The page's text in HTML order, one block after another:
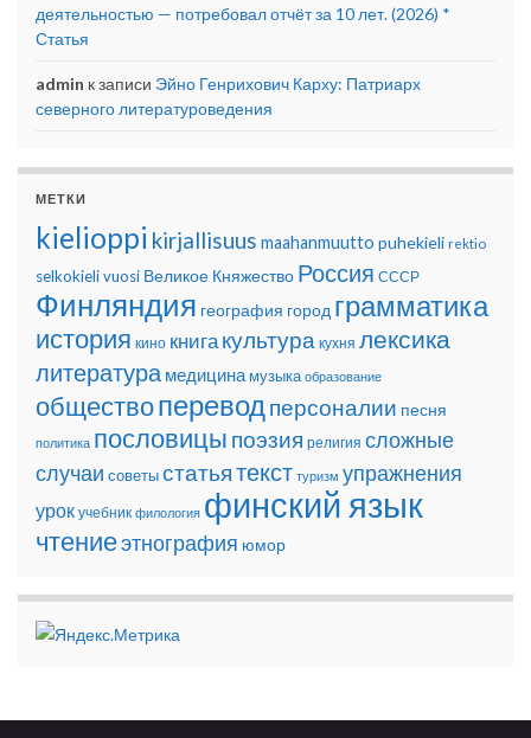
деятельностью — потребовал отчёт за 10 лет. (2026) *
Статья
admin к записи Эйно Генрихович Карху: Патриарх
северного литературоведения
МЕТКИ
kielioppi kirjallisuus maahanmuutto puhekieli rektio
selkokielivuosi Великое Княжество Россия СССР
Финляндия география город грамматика
история кино книгакультура кухня лексика
литература медицина музыка образование
обществоперевод персоналии песня
политика пословицы поэзия религия сложные
случаи советыстатьятекст туризм упражнения
урок учебник филология финский язык
чтениеэтнография юмор